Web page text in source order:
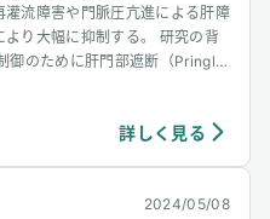
流障害や門脈圧亢進による肝障
り大幅に抑制する。 研究の背
御のために肝門部遮断（Pringl
詳しく見る
2024/05/08